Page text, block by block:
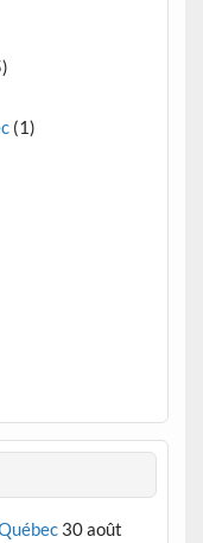
(1)
30 août